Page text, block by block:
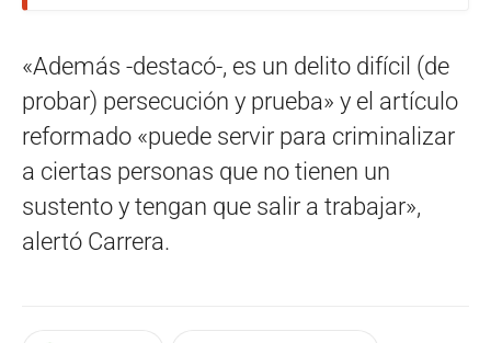
«Además -destacó-, es un delito difícil (de
probar) persecución y prueba» y el artículo
reformado «puede servir para criminalizar
a ciertas personas que no tienen un
sustento y tengan que salir a trabajar»,
alertó Carrera.